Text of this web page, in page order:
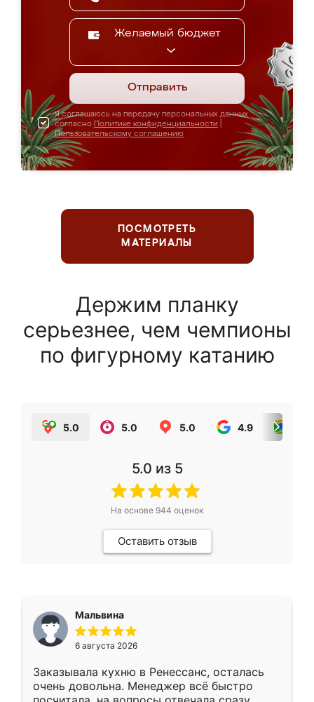
Желаемый бюджет
Отправить
Я соглашаюсь на передачу персональных данных
согласно Политике конфиденциальности
Пользовательскому соглашению
ПОСМОТРЕТЬ
МАТЕРИАЛЫ
Держим планку
серьезнее, чем чемпионы
по фигурному катанию
5.0 5.0 5.0 4.9
5.0 из 5
На основе 944 оценок
Оставить отзыв
Мальвина
6 августа 2026
Заказывала кухню в Ренессанс, осталась
очень довольна. Менеджер всё быстро